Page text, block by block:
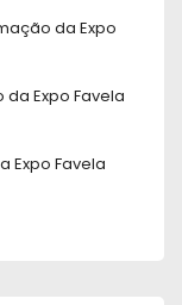
da Expo
Expo Favela
Expo Favela